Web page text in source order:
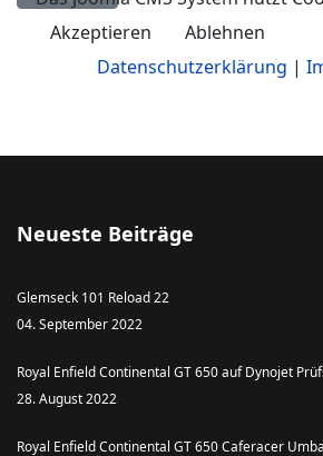
Neueste Beiträge
Glemseck 101 Reload 22
04. September 2022
Royal Enfield Continental GT 650 auf Dynojet
28. August 2022
Royal Enfield Continental GT 650 Caferacer
Akzeptieren
Ablehnen
Datenschutzerklärung |